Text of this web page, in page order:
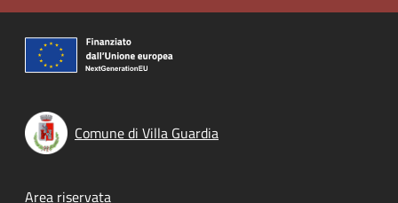
Comune di Villa Guardia
Area riservata